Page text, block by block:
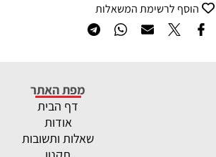
הוסף לרשימת המשאלות
מפת האתר
דף הבית
אודות
שאלות ותשובות